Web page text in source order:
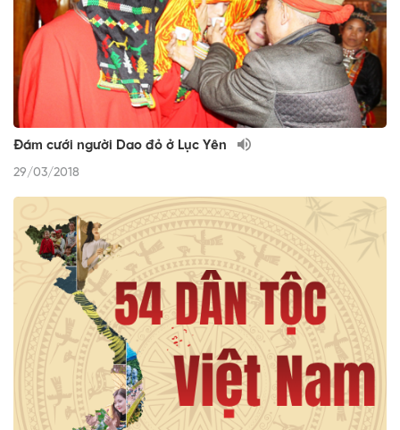
Đám cưới người Dao đỏ ở Lục Yên
29/03/2018